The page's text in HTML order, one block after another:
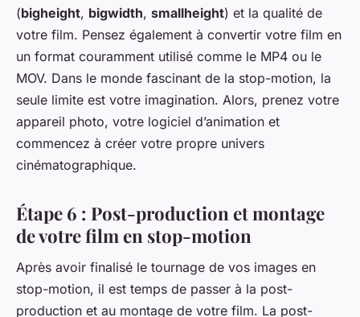
(bigheight, bigwidth, smallheight) et la qualité de
votre film. Pensez également à convertir votre film en
un format couramment utilisé comme le MP4 ou le
MOV. Dans le monde fascinant de la stop-motion, la
seule limite est votre imagination. Alors, prenez votre
appareil photo, votre logiciel d’animation et
commencez à créer votre propre univers
cinématographique.
Étape 6 : Post-production et montage
de votre film en stop-motion
Après avoir finalisé le tournage de vos images en
stop-motion, il est temps de passer à la post-
production et au montage de votre film. La post-